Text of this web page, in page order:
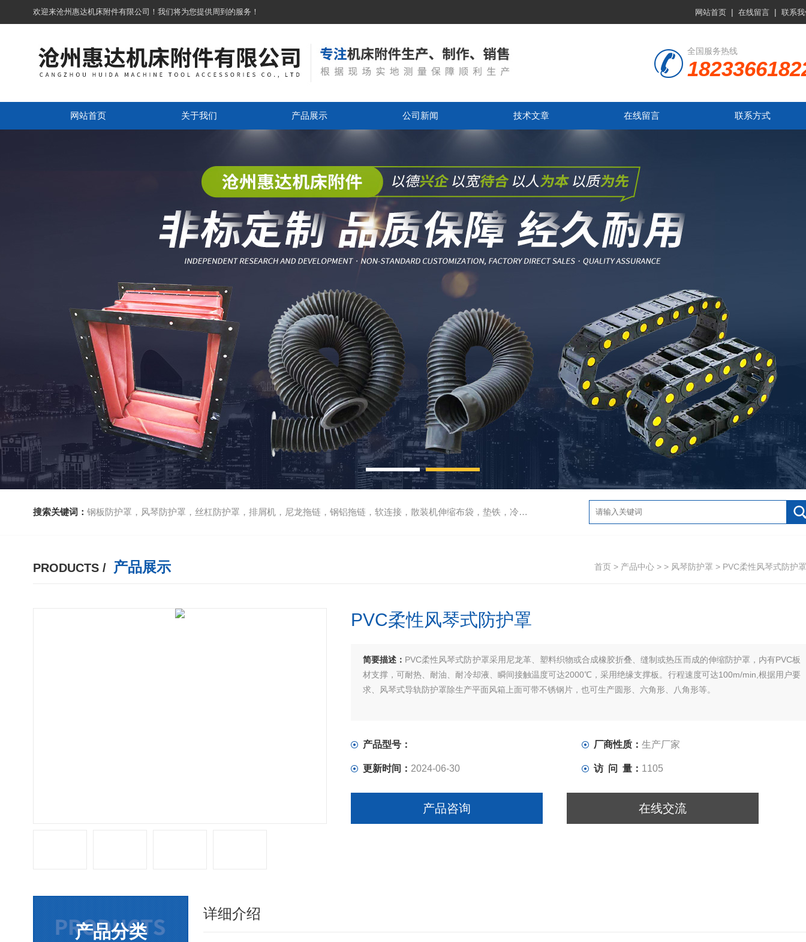
欢迎来沧州惠达机床附件有限公司！我们将为您提供周到的服务！ 网站首页 | 在线留言 | 联系
全国服务热线
网站首页 关于我们 产品展示 公司新闻 技术文章 在线留言 联系方式
搜索关键词： 钢板防护罩，风琴防护罩，丝杠防护罩，排屑机，尼龙拖链，钢铝拖链，软连接，散装机伸缩布袋，垫铁，冷却管，刮屑板
PRODUCTS / 产品展示 首页 > 产品中心 > > 风琴防护罩 > PVC柔性风琴式防护罩
PVC柔性风琴式防护罩
简要描述： PVC柔性风琴式防护罩采用尼龙革、塑料织物或合成橡胶折叠、缝制或热压而成的伸缩防护罩，内有PVC板
材支撑，可耐热、耐油、耐冷却液、瞬间接触温度可达2000℃，采用绝缘支撑板。行程速度可达100m/min,根据用户要
求、风琴式导轨防护罩除生产平面风箱上面可带不锈钢片，也可生产圆形、六角形、八角形等。
产品型号： 厂商性质： 生产厂家
更新时间： 2024-06-30 访 问 量： 1105
产品咨询 在线交流
产品分类
详细介绍